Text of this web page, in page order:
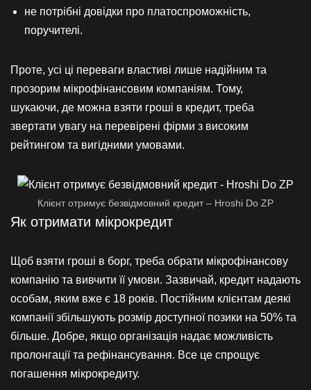
не потрібні довідки про платоспроможність,
поручителі.
Проте, усі ці переваги властиві лише надійним та
прозорим мікрофінансовим компаніям. Тому,
шукаючи, де можна взяти гроші в кредит, треба
звертати увагу на перевірені фірми з високим
рейтингом та вигідними умовами.
Клієнт отримує безвідмовний кредит – Hroshi Do ZP
Як отримати мікрокредит
Щоб взяти гроші в борг, треба обрати мікрофінансову
компанію та вивчити її умови. Зазвичай, кредит надають
особам, яким вже є 18 років. Постійним клієнтам деякі
компанії збільшують розмір доступної позики на 50% та
більше. Добре, якщо організація надає можливість
пролонгації та рефінансування. Все це спрощує
погашення мікрокредиту.